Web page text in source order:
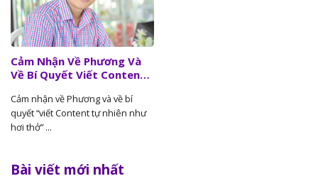
Cảm Nhận Về Phương Và
Về Bí Quyết Viết Content
Trần Dục Trí, Founder
Công Ty Trần Luật
Cảm nhận về Phương và về bí
quyết “viết Content tự nhiên như
hơi thở” ...
Bài viết mới nhất